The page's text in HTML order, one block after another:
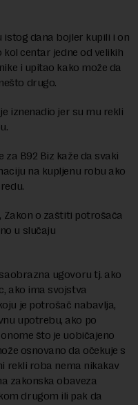
istog dana bojler kupili i on
centar jedne od velikih
i upitao kako može da
drugo.
iznenadio jer su mu rekli
B92 Biz kaže da svaki
na kupljenu robu ako
Zakon o zaštiti potrošača
u slučaju
ugovoru tj. ako
ako ima svojstva
je potrošač nabavlja,
upotrebu, ako po
što je uobičajeno
osnovano da očekuje s
rekli roba nema nikakav
zakonska obaveza
drugom ili pak da